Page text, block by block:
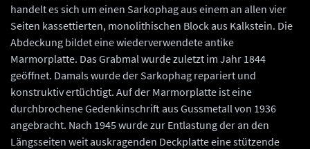
handelt es sich um einen Sarkophag aus einem an allen vier
Seiten kassettierten, monolithischen Block aus Kalkstein. Die
Abdeckung bildet eine wiederverwendete antike
Marmorplatte. Das Grabmal wurde zuletzt im Jahr 1844
geöffnet. Damals wurde der Sarkophag repariert und
konstruktiv ertüchtigt. Auf der Marmorplatte ist eine
durchbrochene Gedenkinschrift aus Gussmetall von 1936
angebracht. Nach 1945 wurde zur Entlastung der an den
Längsseiten weit auskragenden Deckplatte eine stützende